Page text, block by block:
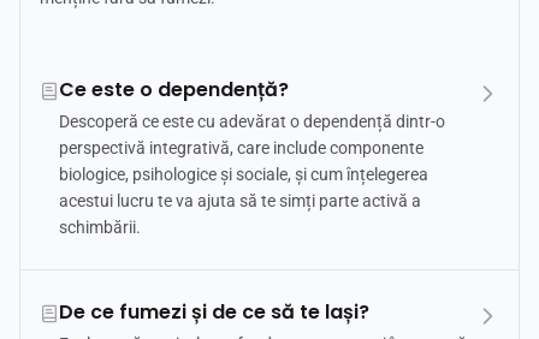
Ce este o dependență?
Descoperă ce este cu adevărat o dependență dintr-o
perspectivă integrativă, care include componente
biologice, psihologice și sociale, și cum înțelegerea
acestui lucru te va ajuta să te simți parte activă a
schimbării.
De ce fumezi și de ce să te lași?